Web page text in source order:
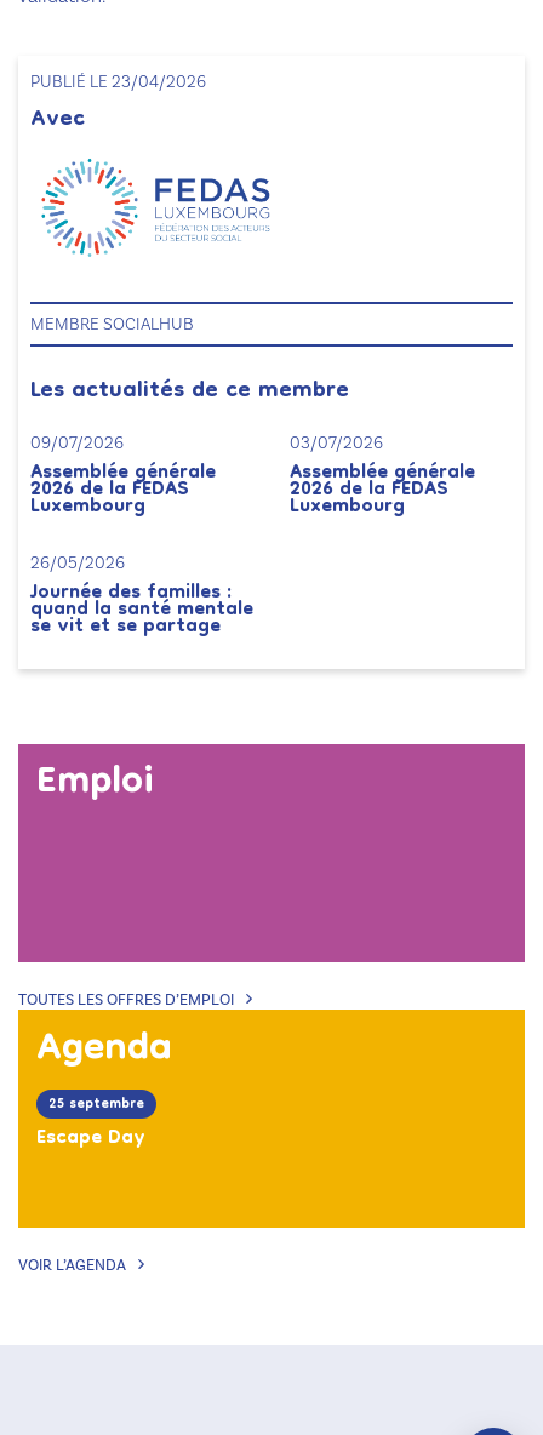
PUBLIÉ LE 23/04/2026
Avec
MEMBRE SOCIALHUB
Les actualités de ce membre
09/07/2026
Assemblée générale
2026 de la FEDAS
Luxembourg
03/07/2026
Assemblée générale
2026 de la FEDAS
Luxembourg
26/05/2026
Journée des familles :
quand la santé mentale
se vit et se partage
Emploi
TOUTES LES OFFRES D’EMPLOI
Agenda
25 septembre
Escape Day
VOIR L’AGENDA